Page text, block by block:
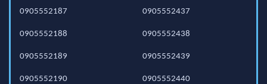
0905552187
0905552188
0905552189
0905552190
0905552437
0905552438
0905552439
0905552440